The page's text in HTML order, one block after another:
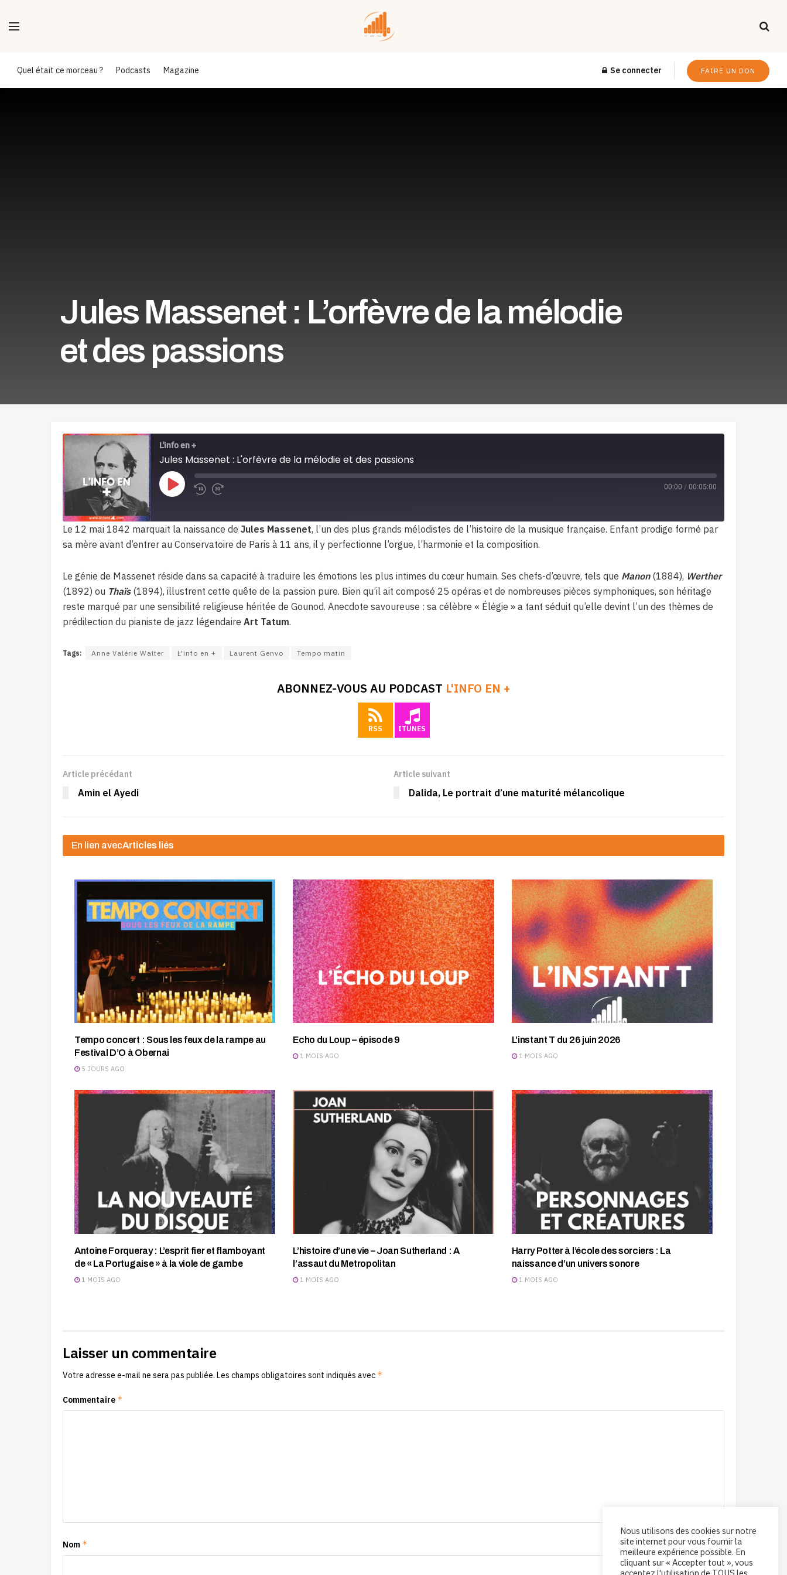
Quel était ce morceau ? Podcasts Magazine Se connecter FAIRE UN DON
Jules Massenet : L’orfèvre de la mélodie
et des passions
L'info en +
Jules Massenet : L'orfèvre de la mélodie et des passions
Play
Episode
00:00 / 00:05:00
Le 12 mai 1842 marquait la naissance de Jules Massenet, l’un des plus grands mélodistes de l’histoire de la musique française. Enfant prodige formé par
sa mère avant d’entrer au Conservatoire de Paris à 11 ans, il y perfectionne l’orgue, l’harmonie et la composition.
Le génie de Massenet réside dans sa capacité à traduire les émotions les plus intimes du cœur humain. Ses chefs-d’œuvre, tels que Manon(1884), Werther
(1892) ou Thaïs(1894), illustrent cette quête de la passion pure. Bien qu’il ait composé 25 opéras et de nombreuses pièces symphoniques, son héritage
reste marqué par une sensibilité religieuse héritée de Gounod. Anecdote savoureuse : sa célèbre « Élégie » a tant séduit qu’elle devint l’un des thèmes de
prédilection du pianiste de jazz légendaire Art Tatum.
Tags: Anne Valérie Walter L'info en + Laurent Genvo Tempo matin
ABONNEZ-VOUS AU PODCAST L'INFO EN +
RSS ITUNES
Article précédant
Amin el Ayedi
Article suivant
Dalida, Le portrait d’une maturité mélancolique
En lien avecArticles liés
Tempo concert : Sous les feux de la rampe au
Festival D’O à Obernai
5 JOURS AGO
Echo du Loup – épisode 9
1 MOIS AGO
L’instant T du 26 juin 2026
1 MOIS AGO
Antoine Forqueray : L’esprit fier et flamboyant
de « La Portugaise » à la viole de gambe
1 MOIS AGO
L’histoire d’une vie – Joan Sutherland : A
l’assaut du Metropolitan
1 MOIS AGO
Harry Potter à l’école des sorciers : La
naissance d’un univers sonore
1 MOIS AGO
Laisser un commentaire
Votre adresse e-mail ne sera pas publiée. Les champs obligatoires sont indiqués avec *
Commentaire *
Nom *
Nous utilisons des cookies sur notre
site internet pour vous fournir la
meilleure expérience possible. En
cliquant sur « Accepter tout », vous